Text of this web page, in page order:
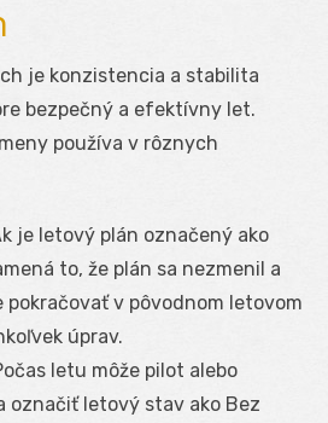
je konzistencia a stabilita
bezpečný a efektívny let.
používa v rôznych
je letový plán označený ako
to, že plán sa nezmenil a
pokračovať v pôvodnom letovom
úprav.
letu môže pilot alebo
označiť letový stav ako Bez